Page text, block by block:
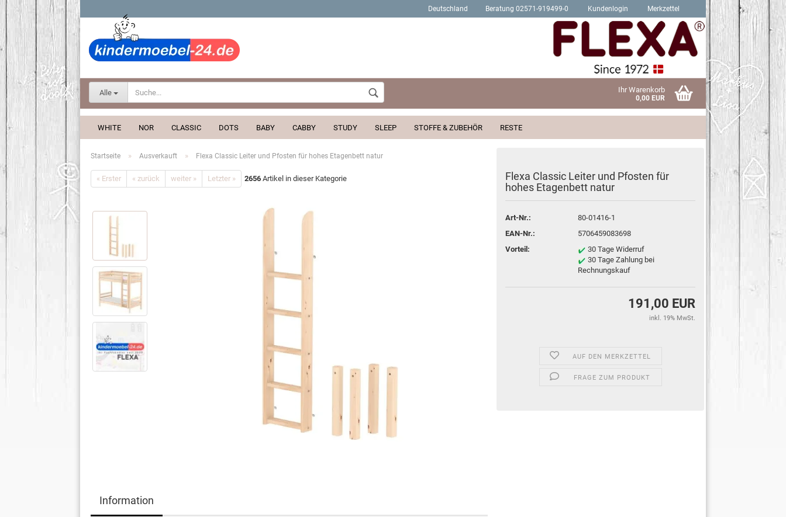
Deutschland Beratung 02571-919499-0 Kundenlogin
Konto erstellen
Passwort vergessen?
Merkzettel
Alle Ihr Warenkorb
0,00 EUR
WHITE NOR CLASSIC DOTS BABY CABBY STUDY SLEEP STOFFE & ZUBEHÖR RESTE
Schrauben für Hit Produkte
Startseite » Ausverkauft » Flexa Classic Leiter und Pfosten für hohes Etagenbett natur
« Erster « zurück weiter » Letzter » 2656 Artikel in dieser Kategorie
Flexa Classic Leiter und Pfosten für
hohes Etagenbett natur
Art-Nr.:
80-01416-1
EAN-Nr.:
5706459083698
Vorteil:
30 Tage Widerruf
30 Tage Zahlung bei
Rechnungskauf
191,00 EUR
inkl. 19% MwSt.
AUF DEN MERKZETTEL
FRAGE ZUM PRODUKT
Information